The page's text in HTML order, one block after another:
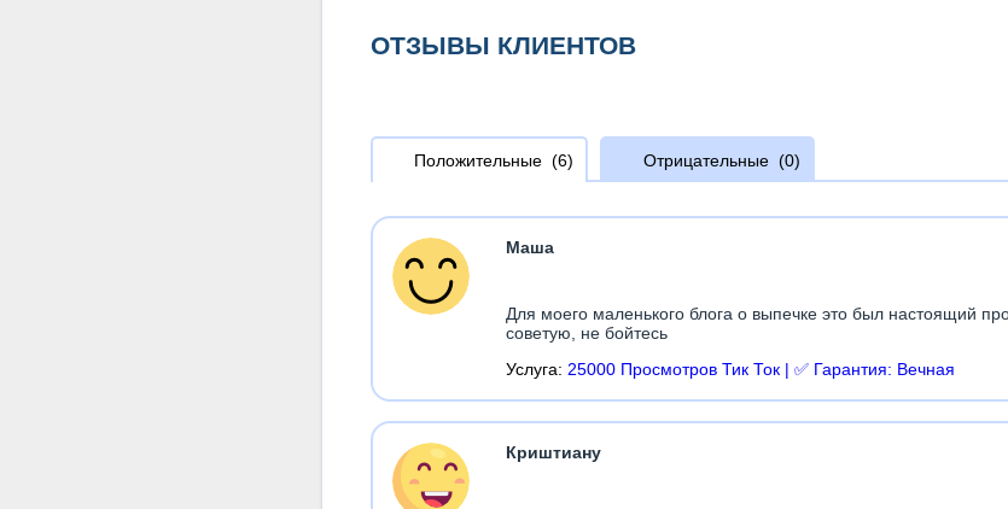
ОТЗЫВЫ КЛИЕНТОВ
Положительные (6) Отрицательные (0)
Маша
Для моего маленького блога о выпечке это был настоящий
советую, не бойтесь
Услуга: 25000 Просмотров Тик Ток | ✅ Гарантия: Вечная
Криштиану